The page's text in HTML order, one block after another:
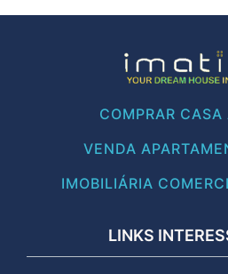
COMPRAR CASA
VENDA
IMOBILIÁRIA
LINKS